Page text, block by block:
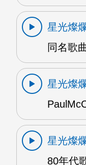
星光燦
同名歌
星光燦
星光燦
80年代